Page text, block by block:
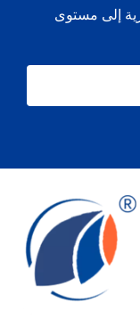
إلى مستوى